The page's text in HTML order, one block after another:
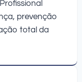
prevenção
total da